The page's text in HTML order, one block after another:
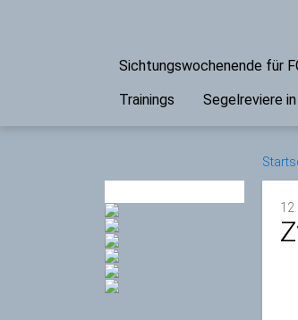
Sichtungswochenende für
Trainings
Segelreviere